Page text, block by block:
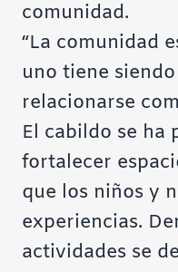
comunidad.
“La comunidad
uno tiene
relacionarse
El cabildo se ha
fortalecer
que los niños y
experiencias.
actividades se